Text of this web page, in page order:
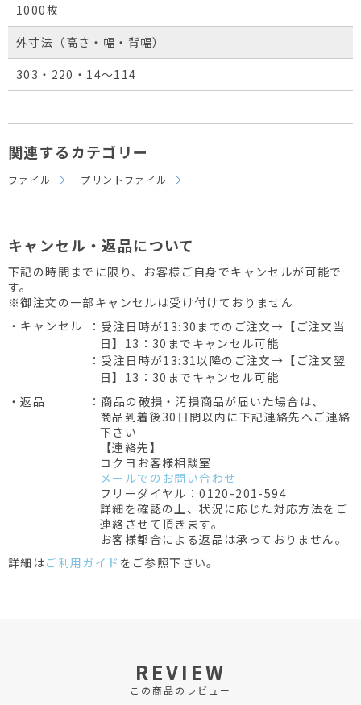
1000枚
外寸法（高さ・幅・背幅）
303・220・14～114
関連するカテゴリー
ファイル プリントファイル
キャンセル・返品について
下記の時間までに限り、お客様ご自身でキャンセルが可能で
す。
※御注文の一部キャンセルは受け付けておりません
・キャンセル
：受注日時が13:30までのご注文→【ご注文当
日】13：30までキャンセル可能
：受注日時が13:31以降のご注文→【ご注文翌
日】13：30までキャンセル可能
・返品
：商品の破損・汚損商品が届いた場合は、
商品到着後30日間以内に下記連絡先へご連絡
下さい
【連絡先】
コクヨお客様相談室
メールでのお問い合わせ
フリーダイヤル：0120-201-594
詳細を確認の上、状況に応じた対応方法をご
連絡させて頂きます。
お客様都合による返品は承っておりません。
詳細はご利用ガイド をご参照下さい。
REVIEW
この商品のレビュー